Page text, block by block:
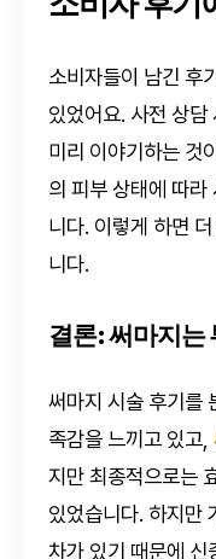
소비자들이 남긴 후
있었어요. 사전 상
미리 이야기하는 것
의 피부 상태에 따라
니다. 이렇게 하면
니다.
결론: 써마지는
써마지 시술 후기를
족감을 느끼고 있고,
지만 최종적으로는
있었습니다. 하지만
차가 있기 때문에 신